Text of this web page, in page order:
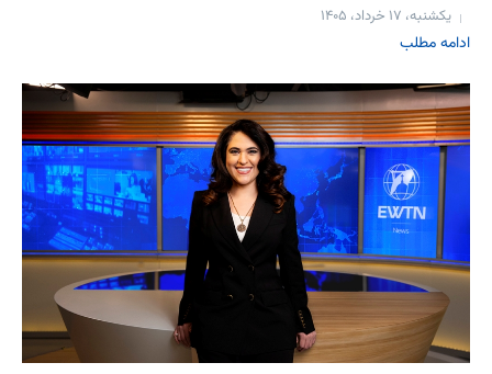
یکشنبه، ۱۷ خرداد، ۱۴۰۵
ادامه مطلب